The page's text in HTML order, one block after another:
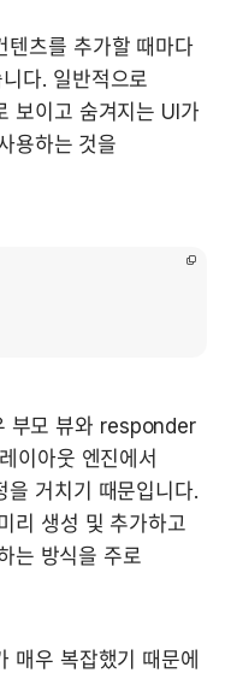
텐츠를 추가할 때마다
다. 일반적으로
보이고 숨겨지는 UI가
용하는 것을
부모 뷰와 responder
이아웃 엔진에서
을 거치기 때문입니다.
리 생성 및 추가하고
는 방식을 주로
매우 복잡했기 때문에